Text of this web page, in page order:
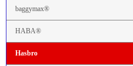
baggymax®
HABA®
Hasbro